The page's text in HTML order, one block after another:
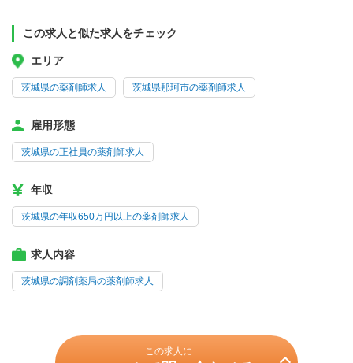
この求人と似た求人をチェック
エリア
茨城県の薬剤師求人 茨城県那珂市の薬剤師求人
雇用形態
茨城県の正社員の薬剤師求人
年収
茨城県の年収650万円以上の薬剤師求人
求人内容
茨城県の調剤薬局の薬剤師求人
この求人に